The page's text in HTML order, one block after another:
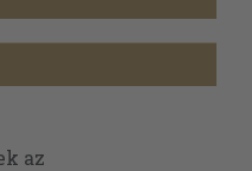
az